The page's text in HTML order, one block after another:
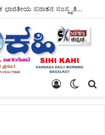
ಗೋ ಪೂಜೆ ಮತ್ತು ಗೋ ಸೇವೆಯ ಮೂಲಕ ಭಾರತೀಯ ಸನಾತನ ಸಂಸ್ಕೃತಿಯ ಉಳಿವಿಗೆ ಭದ್ರವಾದ ಅಡಿಪಾಯ ಹಾಕಲಾಗಿದೆ – ಸ್ವಾಮಿ ಜಪಾನಂದಜೀ ಮಹಾರಾಜ್ ಮೆಚ್ಚುಗೆ.
Switch
Log